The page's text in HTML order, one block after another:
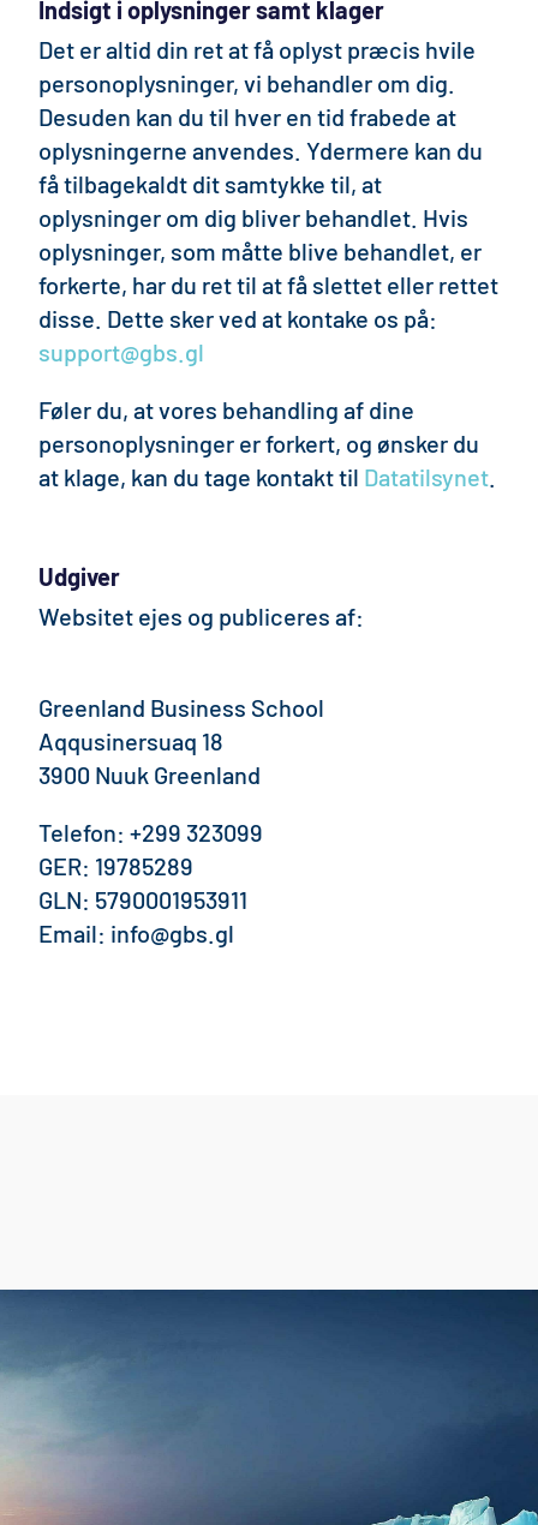
Indsigt i oplysninger samt klager
Det er altid din ret at få oplyst præcis hvile
personoplysninger, vi behandler om dig.
Desuden kan du til hver en tid frabede at
oplysningerne anvendes. Ydermere kan du
få tilbagekaldt dit samtykke til, at
oplysninger om dig bliver behandlet. Hvis
oplysninger, som måtte blive behandlet, er
forkerte, har du ret til at få slettet eller rettet
disse. Dette sker ved at kontake os på:
support@gbs.gl
Føler du, at vores behandling af dine
personoplysninger er forkert, og ønsker du
at klage, kan du tage kontakt til Datatilsynet
Udgiver
Websitet ejes og publiceres af:
Greenland Business School
Aqqusinersuaq 18
3900 Nuuk Greenland
Telefon: +299 323099
GER: 19785289​
GLN: 5790001953911​
Email: info@gbs.gl